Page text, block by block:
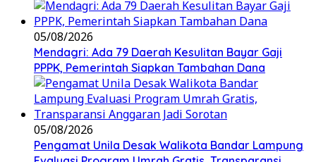
05/08/2026
Mendagri: Ada 79 Daerah Kesulitan Bayar Gaji
PPPK, Pemerintah Siapkan Tambahan Dana
05/08/2026
Pengamat Unila Desak Walikota Bandar Lampung